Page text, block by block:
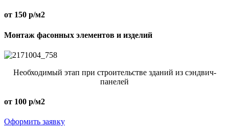
от 150 р/м2
Монтаж фасонных элементов и изделий
Необходимый этап при строительстве зданий из сэндвич-
панелей
от 100 р/м2
Оформить заявку